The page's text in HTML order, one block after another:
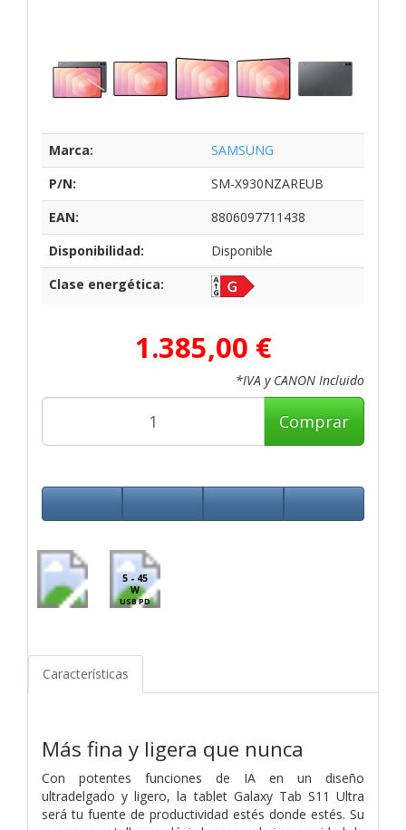
Marca:
SAMSUNG
P/N:
SM-X930NZAREUB
EAN:
8806097711438
Disponibilidad:
Disponible
Clase energética:
1.385,00 €
*IVA y CANON Incluido
Comprar
5 - 45
W
USB PD
Características
Más fina y ligera que nunca
Con potentes funciones de IA en un diseño
ultradelgado y ligero, la tablet Galaxy Tab S11 Ultra
será tu fuente de productividad estés donde estés. Su